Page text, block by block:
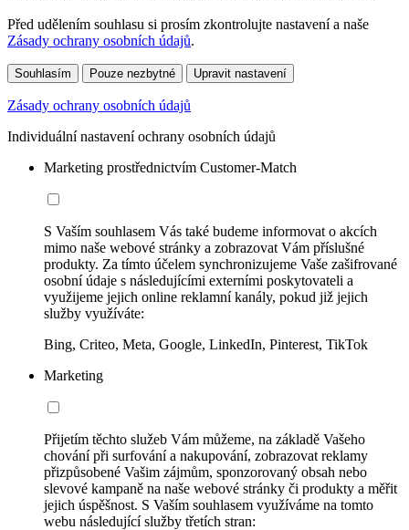
Před udělením souhlasu si prosím zkontrolujte nastavení a naše
Zásady ochrany osobních údajů.
Souhlasím Pouze nezbytné Upravit nastavení
Zásady ochrany osobních údajů
Individuální nastavení ochrany osobních údajů
Marketing prostřednictvím Customer-Match
S Vaším souhlasem Vás také budeme informovat o akcích
mimo naše webové stránky a zobrazovat Vám příslušné
produkty. Za tímto účelem synchronizujeme Vaše zašifrované
osobní údaje s následujícími externími poskytovateli a
využijeme jejich online reklamní kanály, pokud již jejich
služby využíváte:
Bing, Criteo, Meta, Google, LinkedIn, Pinterest, TikTok
Marketing
Přijetím těchto služeb Vám můžeme, na základě Vašeho
chování při surfování a nakupování, zobrazovat reklamy
přizpůsobené Vašim zájmům, sponzorovaný obsah nebo
slevové kampaně na naše webové stránky či produkty a měřit
jejich úspěšnost. S Vaším souhlasem využíváme na tomto
webu následující služby třetích stran: